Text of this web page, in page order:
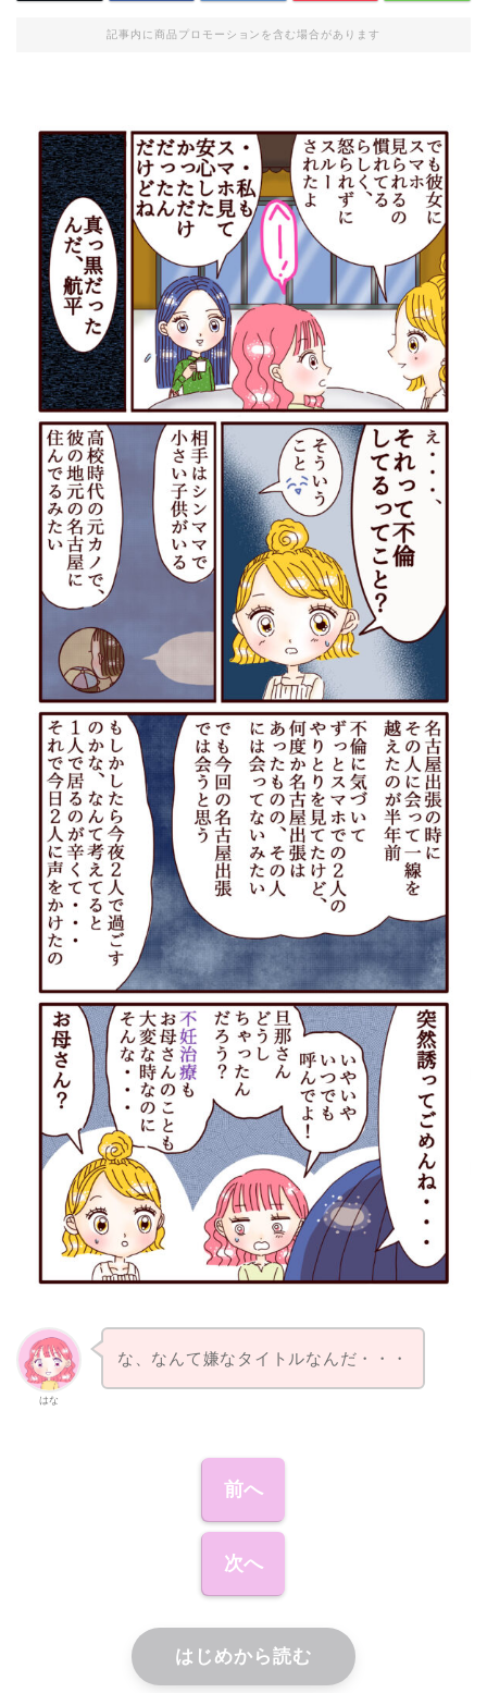
記事内に商品プロモーションを含む場合があります
はな
な、なんて嫌なタイトルなんだ・・・
前へ
次へ
はじめから読む